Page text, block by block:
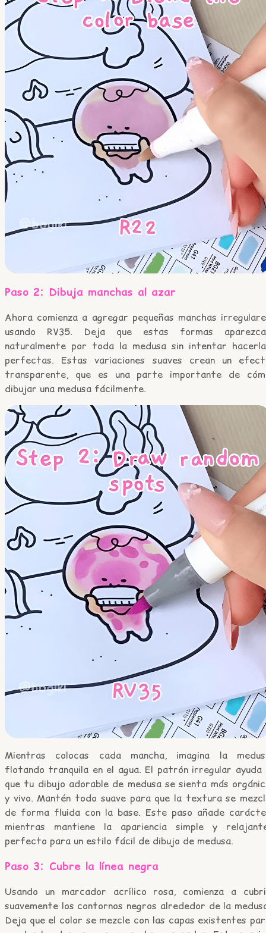
Paso 2: Dibuja manchas al azar
Ahora comienza a agregar pequeñas manchas
usando RV35. Deja que estas formas
naturalmente por toda la medusa sin intentar
perfectas. Estas variaciones suaves crean un
transparente, que es una parte importante de
dibujar una medusa fácilmente.
Mientras colocas cada mancha, imagina la
flotando tranquila en el agua. El patrón irregular ayuda
que tu dibujo adorable de medusa se sienta más
y vivo. Mantén todo suave para que la textura se
de forma fluida con la base. Este paso añade
mientras mantiene la apariencia simple y
perfecto para un estilo fácil de dibujo de medusa.
Paso 3: Cubre la línea negra
Usando un marcador acrílico rosa, comienza a
suavemente los contornos negros alrededor de la
Deja que el color se mezcle con las capas existentes